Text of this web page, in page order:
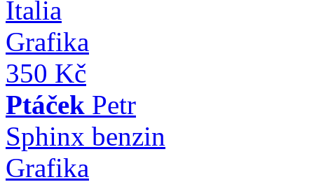
Italia
Grafika
350 Kč
Ptáček Petr
Sphinx benzin
Grafika